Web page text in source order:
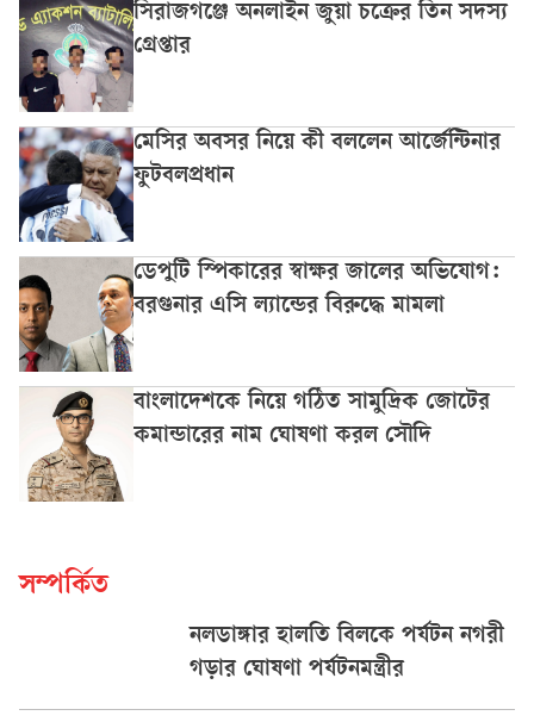
সিরাজগঞ্জে অনলাইন জুয়া চক্রের তিন সদস্য
গ্রেপ্তার
মেসির অবসর নিয়ে কী বললেন আর্জেন্টিনার
ফুটবলপ্রধান
ডেপুটি স্পিকারের স্বাক্ষর জালের অভিযোগ:
বরগুনার এসি ল্যান্ডের বিরুদ্ধে মামলা
বাংলাদেশকে নিয়ে গঠিত সামুদ্রিক জোটের
কমান্ডারের নাম ঘোষণা করল সৌদি
সম্পর্কিত
নলডাঙ্গার হালতি বিলকে পর্যটন নগরী
গড়ার ঘোষণা পর্যটনমন্ত্রীর